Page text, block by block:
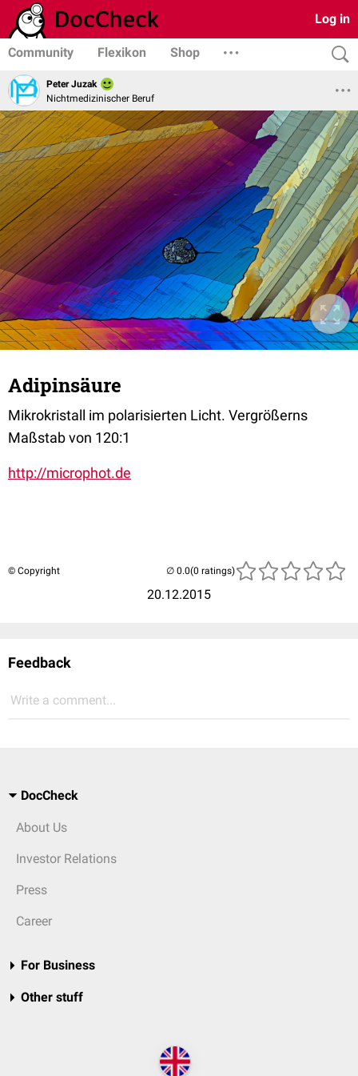
Log in
Community Flexikon Shop
Peter Juzak
Nichtmedizinischer Beruf
Adipinsäure
Mikrokristall im polarisierten Licht. Vergrößerns
Maßstab von 120:1
http://microphot.de
© Copyright
20.12.2015
(0 ratings)
Feedback
Write a comment...
DocCheck
About Us
Investor Relations
Press
Career
For Business
Other stuff